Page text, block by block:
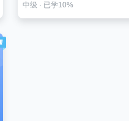
中级 · 已学10%